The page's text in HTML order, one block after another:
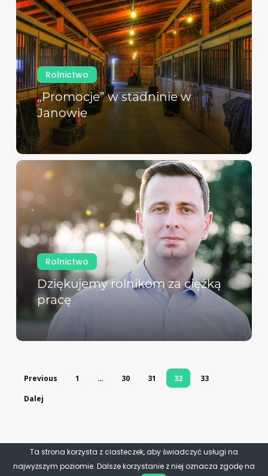
Rolnictwo
„Promocje” w stadninie w
Janowie
Rolnictwo
Dziękujemy rolnikom za ciężką
pracę
Previous 1 … 30 31 32
33
Dalej
Ta strona korzysta z ciasteczek, aby świadczyć usługi na
najwyższym poziomie. Dalsze korzystanie z niej oznacza zgodę na